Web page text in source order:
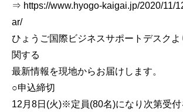
⇒ https://www.hyogo-kaigai.jp/2020/11/
ar/
ひょうご国際ビジネスサポートデスクよ
関する
最新情報を現地からお届けします。
○申込締切
12月8日(火)※定員(80名)になり次第受付